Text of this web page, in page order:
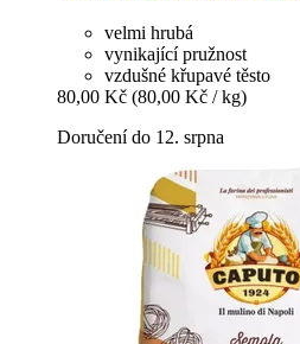
velmi hrubá
vynikající pružnost
vzdušné křupavé těsto
80,00 Kč (80,00 Kč / kg)
Doručení do 12. srpna